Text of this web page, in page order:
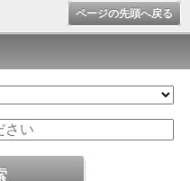
ページの先頭へ戻る